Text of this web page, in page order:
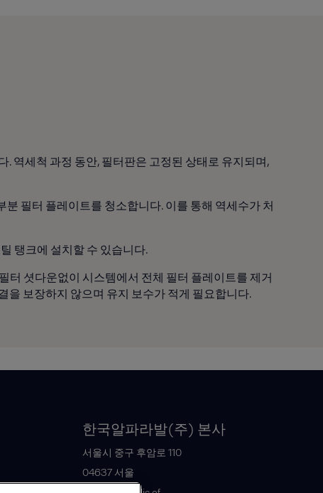
역세척 과정 동안, 필터판은 고정된 상태로 유지되며,
필터 플레이트를 청소합니다. 이를 통해 역세수가 처
탱크에 설치할 수 있습니다.
터 셧다운없이 시스템에서 전체 필터 플레이트를 제거
을 보장하지 않으며 유지 보수가 적게 필요합니다.
한국알파라발(주) 본사
서울시 중구 후암로 110
04637 서울